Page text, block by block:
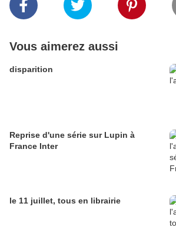
Vous aimerez aussi
disparition
Reprise d'une série sur Lupin à
France Inter
le 11 juillet, tous en librairie